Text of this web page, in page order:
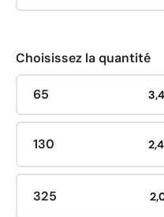
Choisissez la quantité
65
130
325